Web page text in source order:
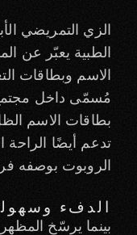
الزي التمريضي
الطبية يعبّر عن
الاسم وبطاقات
مُسمّى داخل مجتمع
بطاقات الاسم
تدعم أيضًا الراحة
الروبوت بوصفه
الدفء
بينما يرسّخ